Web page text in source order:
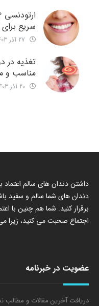
سریع برای
تغذیه در
مناسب و
داشتن دندان های سالم
دندان های شما سالم و سفید
برقرار کنید. شما هم چنین با
اجتماع صحبت می کنید، زیرا
عضویت در خبرنامه
دریافت آخرین مقالات و مطالب